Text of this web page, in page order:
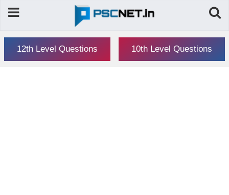
12th Level Questions 10th Level Questions